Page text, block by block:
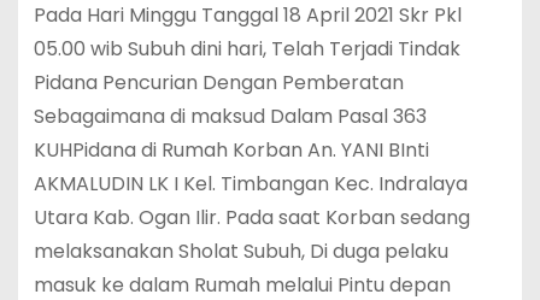
Pada Hari Minggu Tanggal 18 April 2021 Skr Pkl
05.00 wib Subuh dini hari, Telah Terjadi Tindak
Pidana Pencurian Dengan Pemberatan
Sebagaimana di maksud Dalam Pasal 363
KUHPidana di Rumah Korban An. YANI BInti
AKMALUDIN LK I Kel. Timbangan Kec. Indralaya
Utara Kab. Ogan Ilir. Pada saat Korban sedang
melaksanakan Sholat Subuh, Di duga pelaku
masuk ke dalam Rumah melalui Pintu depan